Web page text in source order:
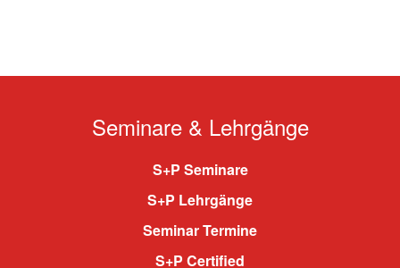
Seminare & Lehrgänge
S+P Seminare
S+P Lehrgänge
Seminar Termine
S+P Certified